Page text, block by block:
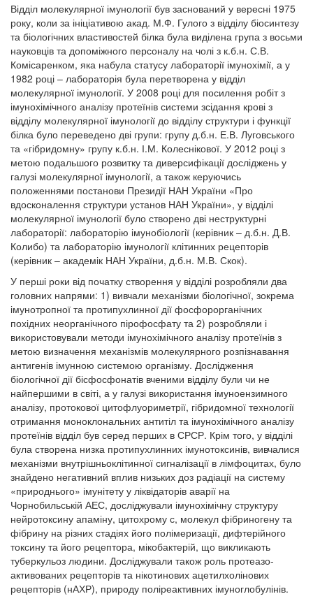
Відділ молекулярної імунології був заснований у вересні 1975
року, коли за ініціативою акад. М.Ф. Гулого з відділу біосинтезу
та біологічних властивостей білка була виділена група з восьми
науковців та допоміжного персоналу на чолі з к.б.н. С.В.
Комісаренком, яка набула статусу лабораторії імунохімії, а у
1982 році – лабораторія була перетворена у відділ
молекулярної імунології. У 2008 році для посилення робіт з
імунохімічного аналізу протеїнів системи зсідання крові з
відділу молекулярної імунології до відділу структури і функції
білка було переведено дві групи: групу д.б.н. Е.В. Луговського
та «гібридомну» групу к.б.н. І.М. Колеснікової. У 2012 році з
метою подальшого розвитку та диверсифікації досліджень у
галузі молекулярної імунології, а також керуючись
положеннями постанови Президії НАН України «Про
вдосконалення структури установ НАН України», у відділі
молекулярної імунології було створено дві неструктурні
лабораторії: лабораторію імунобіології (керівник – д.б.н. Д.В.
Колибо) та лабораторію імунології клітинних рецепторів
(керівник – академік НАН України, д.б.н. М.В. Скок).
У перші роки від початку створення у відділі розробляли два
головних напрями: 1) вивчали механізми біологічної, зокрема
імунотропної та протипухлинної дії фосфорорганічних
похідних неорганічного пірофосфату та 2) розробляли і
використовували методи імунохімічного аналізу протеїнів з
метою визначення механізмів молекулярного розпізнавання
антигенів імунною системою організму. Дослідження
біологічної дії бісфосфонатів вченими відділу були чи не
найпершими в світі, а у галузі використання імуноензимного
аналізу, протокової цитофлуориметрії, гібридомної технології
отримання моноклональних антитіл та імунохімічного аналізу
протеїнів відділ був серед перших в СРСР. Крім того, у відділі
була створена низка протипухлинних імунотоксинів, вивчалися
механізми внутрішньоклітинної сигналізації в лімфоцитах, було
знайдено негативний вплив низьких доз радіації на систему
«природнього» імунітету у ліквідаторів аварії на
Чорнобильській АЕС, досліджували імунохімічну структуру
нейротоксину апаміну, цитохрому с, молекул фібриногену та
фібрину на різних стадіях його полімеризації, дифтерійного
токсину та його рецептора, мікобактерій, що викликають
туберкульоз людини. Досліджували також роль протеазо-
активованих рецепторів та нікотинових ацетилхолінових
рецепторів (нАХР), природу поліреактивних імуноглобулінів.